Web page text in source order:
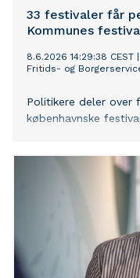
33 festivaler får
Kommunes
8.6.2026 14:29:38 CEST
Fritids- og
Politikere deler over
københavnske